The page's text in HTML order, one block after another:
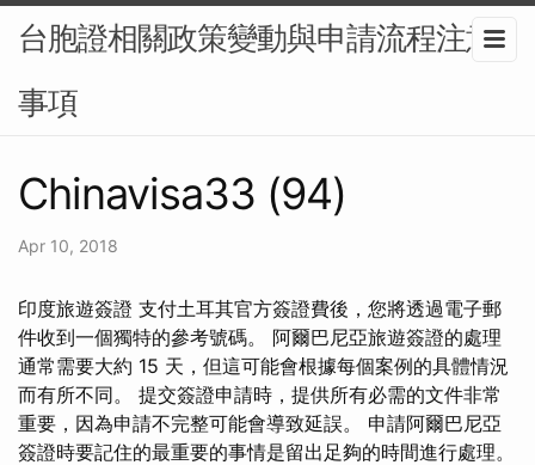
台胞證相關政策變動與申請流程注意
事項
Chinavisa33 (94)
Apr 10, 2018
印度旅遊簽證 支付土耳其官方簽證費後，您將透過電子郵
件收到一個獨特的參考號碼。 阿爾巴尼亞旅遊簽證的處理
通常需要大約 15 天，但這可能會根據每個案例的具體情況
而有所不同。 提交簽證申請時，提供所有必需的文件非常
重要，因為申請不完整可能會導致延誤。 申請阿爾巴尼亞
簽證時要記住的最重要的事情是留出足夠的時間進行處理。